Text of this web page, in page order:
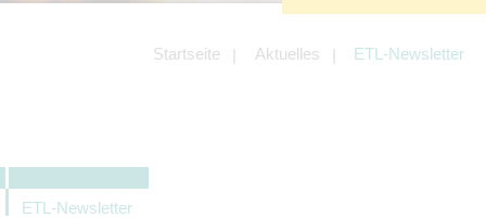
Startseite Aktuelles ETL-Newsletter
ETL-Newsletter
Angebotes einschließlich der
Angeboten von z.B. Facebook und
LinkedIn.